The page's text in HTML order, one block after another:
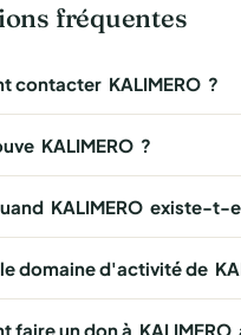
fréquentes
contacter  KALIMERO  ?
 KALIMERO  ?
 KALIMERO  existe-t-
domaine d'activité de 
faire un don à  KALIMERO